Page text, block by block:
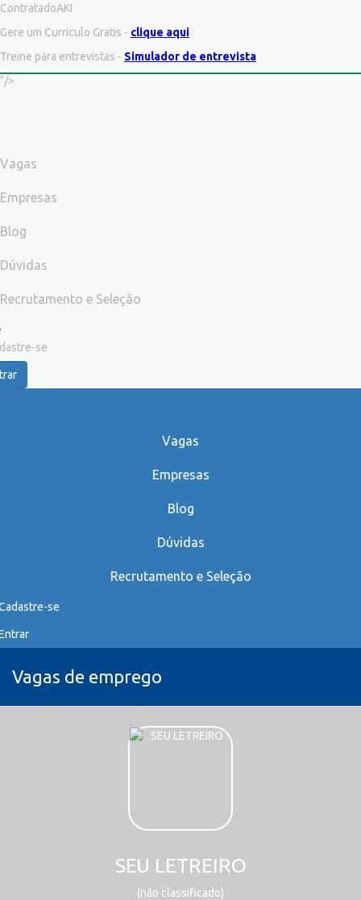
ContratadoAKI
Gere um Curriculo Gratis - clique aqui
Treine para entrevistas - Simulador de entrevista
"/>
Vagas
Empresas
Blog
Dúvidas
Recrutamento e Seleção
se
Vagas
Empresas
Blog
Dúvidas
Recrutamento e Seleção
se
Vagas de emprego
SEU LETREIRO
(não classificado)